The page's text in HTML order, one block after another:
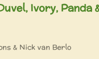
Ivory, Panda
& Nick van Berlo